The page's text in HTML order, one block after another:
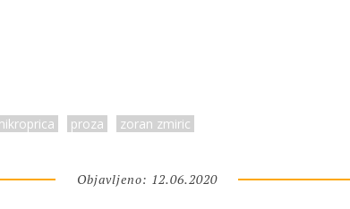
proza zoran zmiric
Objavljeno: 12.06.2020